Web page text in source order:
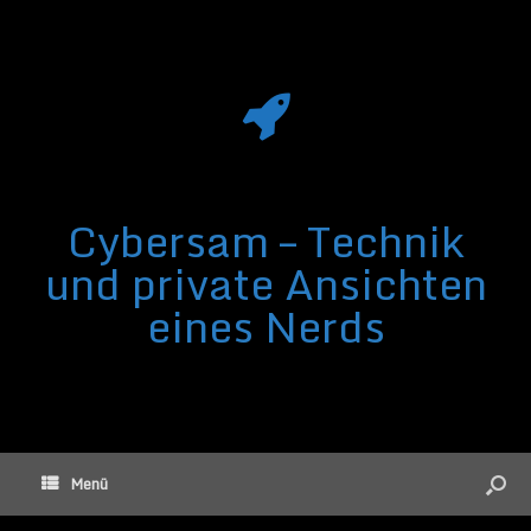
Cybersam – Technik
und private Ansichten
eines Nerds
Menü